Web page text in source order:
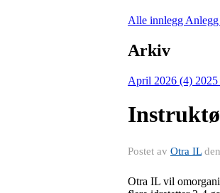
Alle innlegg
Arkiv
April 2026 (4)
Postet av Otra ILden
Otra IL vil